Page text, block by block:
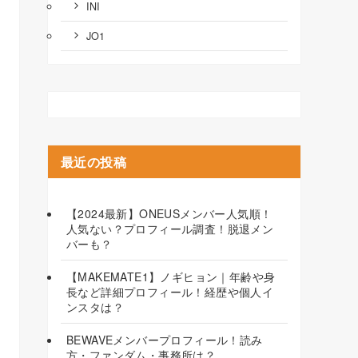
INI
JO1
最近の投稿
【2024最新】ONEUSメンバー人気順！
人気ない？プロフィール調査！脱退メン
バーも？
【MAKEMATE1】ノギヒョン｜年齢や身
長など詳細プロフィール！経歴や個人イ
ンスタは？
BEWAVEメンバープロフィール！読み
方・ファンダム・事務所は？